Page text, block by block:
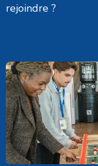
rejoindre ?